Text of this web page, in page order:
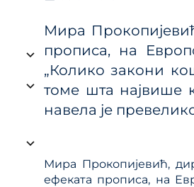
и регулаторном
(ПУУЈПРР)
Мира
прописа, на
„Колико закони
томе шта највише
навела је
Мира Прокопијевић,
ефеката прописа, на